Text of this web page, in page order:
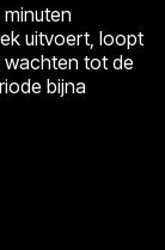
uitvoert, loopt
wachten tot de
bijna